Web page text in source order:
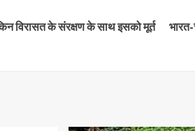
विरासत के संरक्षण के साथ इसको मूर्त